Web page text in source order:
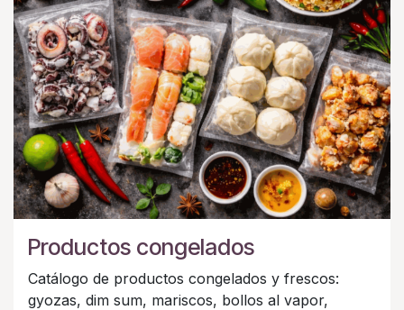
Productos congelados
Catálogo de productos congelados y frescos:
gyozas, dim sum, mariscos, bollos al vapor,